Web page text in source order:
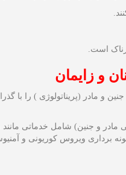
است.
و زایمان
و مادر (پریناتولوژی ) را با
و جنین) شامل خدماتی مانند
برداری ویروس کوریونی و